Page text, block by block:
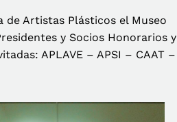
de Artistas Plásticos el Museo
y Socios Honorarios y
APLAVE – APSI – CAAT –